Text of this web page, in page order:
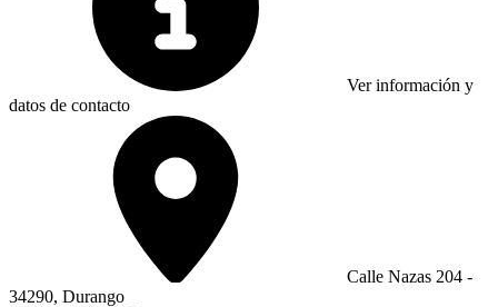
Ver información y
datos de contacto
Calle Nazas 204 -
34290, Durango